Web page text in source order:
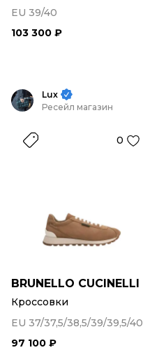
EU 39/40
103 300 ₽
Lux
Ресейл магазин
0
BRUNELLO CUCINELLI
Кроссовки
EU 37/37,5/38,5/39/39,5/40
97 100 ₽